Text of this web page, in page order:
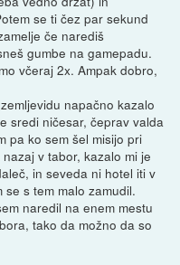
se ti čez par sekund
če narediš
gumbe na gamepadu.
včeraj 2x. Ampak dobro,
napačno kazalo
sredi ničesar, čeprav valda
pa ko sem šel misijo pri
v tabor, kazalo mi je
in seveda ni hotel iti v
s tem malo zamudil.
naredil na enem mestu
tako da možno da so